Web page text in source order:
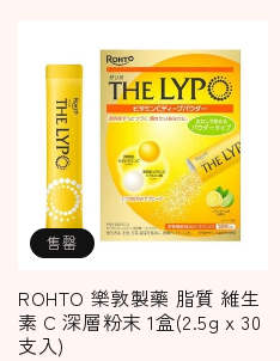
售罄
ROHTO 樂敦製藥 脂質 維生
素 C 深層粉末 1盒(2.5g x 30
支入)